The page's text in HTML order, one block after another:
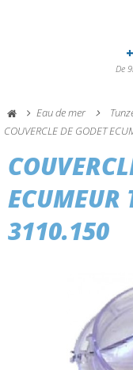
De
Eau de mer
COUVERCLE DE GODET
ECUMEUR
3110.150